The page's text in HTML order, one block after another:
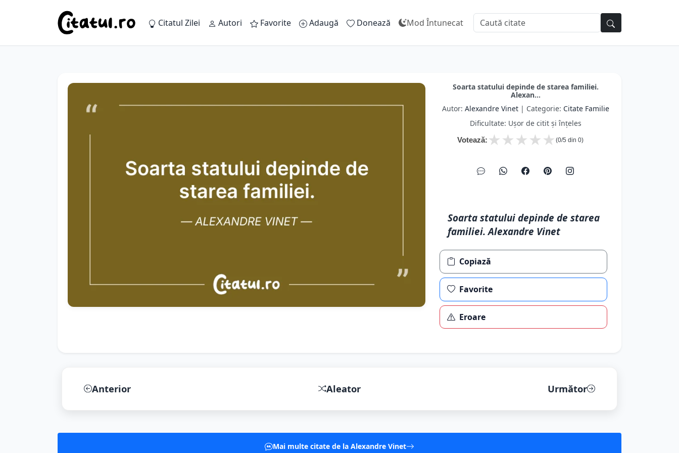
Citatul Zilei Autori Favorite Adaugă Donează Mod Întunecat
Soarta statului depinde de starea familiei.
Alexan...
Autor: Alexandre Vinet| Categorie: Citate Familie
Dificultate: Ușor de citit și înțeles
Votează: ★
★
★
★
★ (0/5 din 0)
Soarta statului depinde de starea
familiei. Alexandre Vinet
Copiază
Favorite
Eroare
Anterior Aleator Următor
Mai multe citate de la Alexandre Vinet